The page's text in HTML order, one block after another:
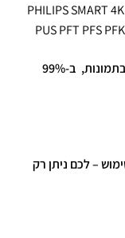
PHILIPS SMART
PUS PFT PFS
*שימו לב: אם השלט שברשותכם תואם לשלט בתמונות, ב-99%
– לכם ניתן רק